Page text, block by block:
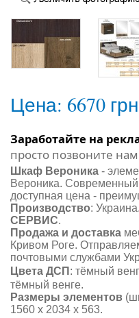
Цена: 6670
Заработайте на
просто позвоните нам
Шкаф Вероника -
Вероника. Современный
доступная цена -
Производство:
СЕРВИС.
Продажа и доставка
Кривом Роге.
почтовыми службами
Цвета ДСП : тёмный
тёмный венге.
Размеры элементов
1560 х 2034 х 563.